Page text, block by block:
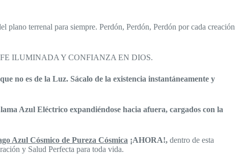
terrenal para siempre. Perdón, Perdón, Perdón por cada creación
FE ILUMINADA Y CONFIANZA EN DIOS.
no es de la Luz. Sácalo de la existencia instantáneamente y
Azul Eléctrico expandiéndose hacia afuera, cargados con la
Azul Cósmico de Pureza Cósmica ¡AHORA!, dentro de esta
y Salud Perfecta para toda vida.